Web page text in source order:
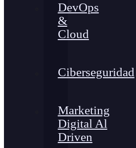
DevOps
&
Cloud
Ciberseguridad
Marketing
Digital Al
Driven